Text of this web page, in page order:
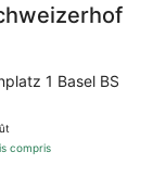
1 Basel BS
compris